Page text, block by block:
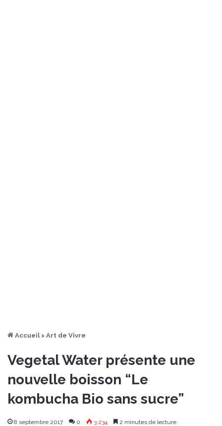
Accueil > Art de Vivre
Vegetal Water présente une
nouvelle boisson “Le
kombucha Bio sans sucre”
8 septembre 2017 0 3 234 2 minutes de lecture